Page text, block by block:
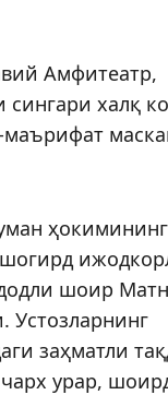
Амфитеатр,
халқ
ҳокимининг
шоир
Устозларнинг
заҳматли
урар,